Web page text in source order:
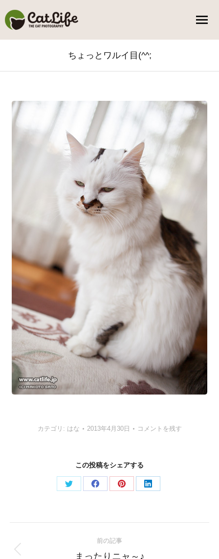
ちょっとワルイ目(^^;
カテゴリ: はな 2013年4月30日 コメントを残す
この投稿をシェアする
Share
Share
Share
Share
navigation
前の記事
Previous
まったりニャ～♪